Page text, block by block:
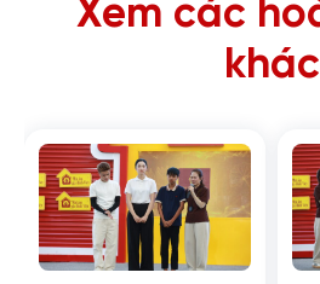
Xem các
khác